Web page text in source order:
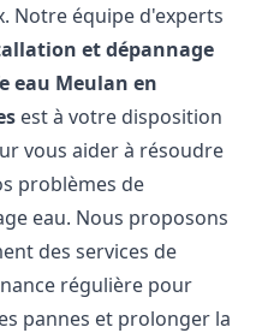
Notre équipe d'experts
et dépannage
eau Meulan en
est à votre disposition
vous aider à résoudre
problèmes de
eau. Nous proposons
des services de
régulière pour
pannes et prolonger la